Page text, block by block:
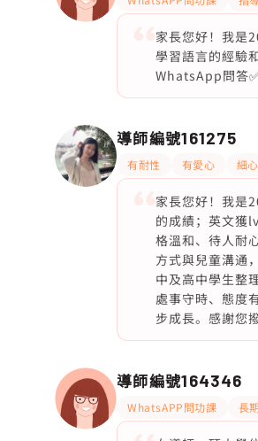
家長您好！我是
學習語言的經驗
WhatsApp問答✅
導師編號161275
有耐性 有愛心 細心
家長您好！我是
的成績；英文獲
格溫和、待人耐
方式與兒童溝通
中及高中學生整
處事守時、態度
步成長。感謝您
導師編號164346
WhatsAPP問功課 長